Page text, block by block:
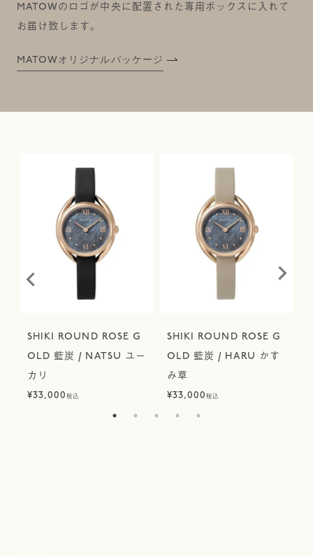
MATOWのロゴが中央に配置された専用ボックスに入れて
お届け致します。
MATOWオリジナルパッケージ
SHIKI ROUND ROSE G
OLD 藍炭 / NATSU ユー
カリ
¥33,000税込
SHIKI ROUND ROSE G
OLD 藍炭 / HARU かす
み草
¥33,000税込